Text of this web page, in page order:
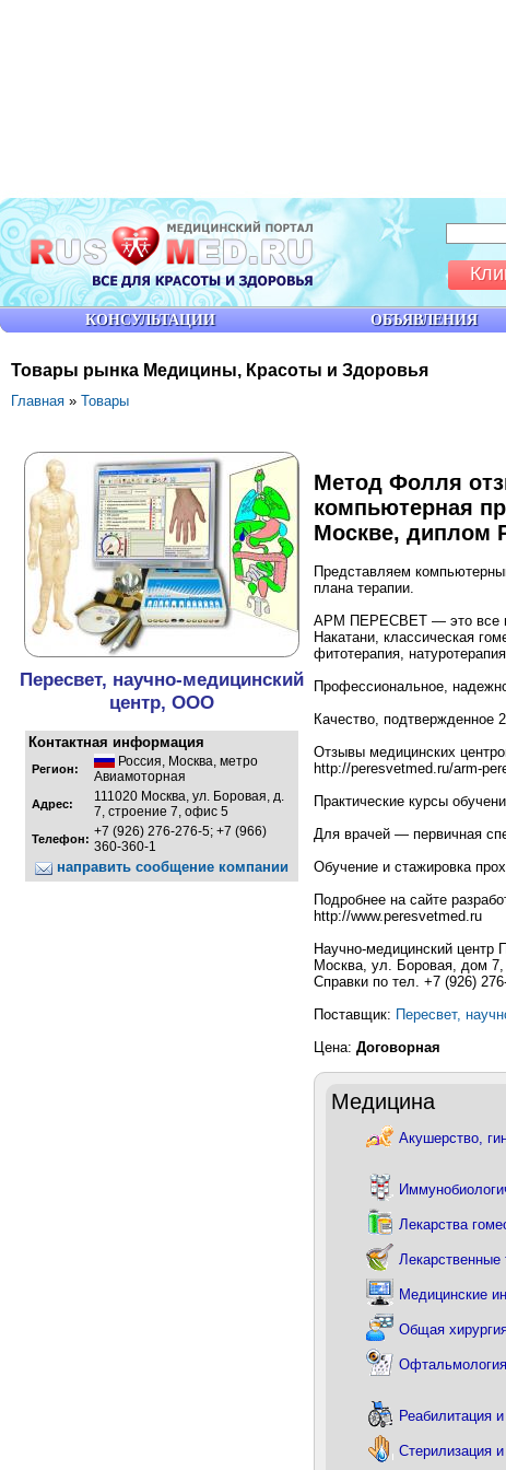
Товары рынка Медицины, Красоты и Здоровья
Главная » Товары
Пересвет, научно-медицинский
центр, ООО
Контактная информация
Регион: Россия, Москва, метро
Авиамоторная
Адрес:
111020 Москва, ул. Боровая, д.
7, строение 7, офис 5
Телефон: +7 (926) 276-276-5; +7 (966)
360-360-1
направить сообщение компании
Метод Фолля
компьютерная
Москве, диплом
Представляем
плана терапии.
АРМ ПЕРЕСВЕТ — это все
Накатани, классическая
фитотерапия,
Профессиональное,
Качество, подтвержденное
Отзывы медицинских
http://peresvetmed.ru/arm-
Практические курсы
Для врачей — первичная
Обучение и стажировка
Подробнее на сайте
http://www.peresvetmed.ru
Научно-медицинский
Москва, ул. Боровая, дом
Справки по тел. +7 (926)
Поставщик: Пересвет,
Цена: Договорная
Медицина
Акушерство,
Лекарства
Медицинские
Общая
Офтальмология
Реабилитация
Стерилизация
КОНСУЛЬТАЦИИ ОБЪЯВЛЕНИЯ